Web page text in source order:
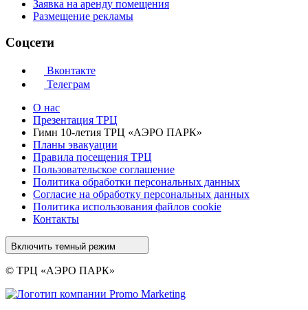
Заявка на аренду помещения
Размещение рекламы
Соцсети
Вконтакте
Телеграм
О нас
Презентация ТРЦ
Гимн 10-летия ТРЦ «АЭРО ПАРК»
Планы эвакуации
Правила посещения ТРЦ
Пользовательское соглашение
Политика обработки персональных данных
Cогласие на обработку персональных данных
Политика использования файлов cookie
Контакты
Включить темный режим
© ТРЦ «АЭРО ПАРК»